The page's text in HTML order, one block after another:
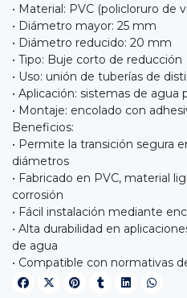
• Material: PVC (policloruro de
• Diámetro mayor: 25 mm
• Diámetro reducido: 20 mm
• Tipo: Buje corto de reducción
• Uso: unión de tuberías de
• Aplicación: sistemas de
• Montaje: encolado con
Beneficios:
• Permite la transición segura
diámetros
• Fabricado en PVC, material
corrosión
• Fácil instalación mediante
• Alta durabilidad en
de agua
• Compatible con normativas